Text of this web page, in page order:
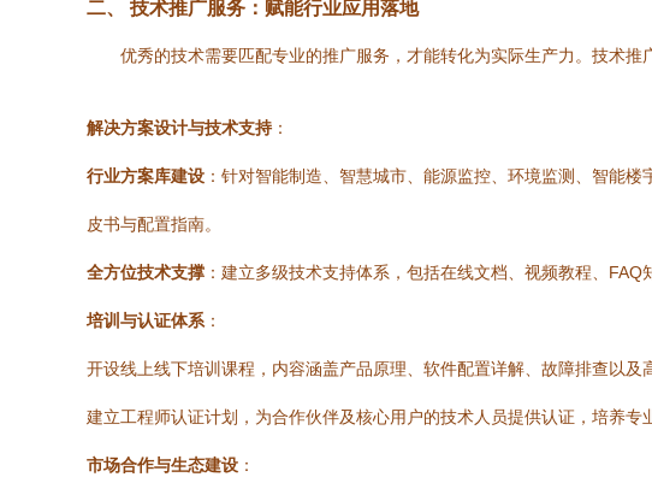
二、 技术推广服务：赋能行业应用落地
优秀的技术需要匹配专业的推广服务，才能转化为实际生产力。技术推
解决方案设计与技术支持：
行业方案库建设 ：针对智能制造、智慧城市、能源监控、环境监测、智能
皮书与配置指南。
全方位技术支撑 ：建立多级技术支持体系，包括在线文档、视频教程、
培训与认证体系 ：
开设线上线下培训课程，内容涵盖产品原理、软件配置详解、故障排查以及
建立工程师认证计划，为合作伙伴及核心用户的技术人员提供认证，培养专
市场合作与生态建设 ：